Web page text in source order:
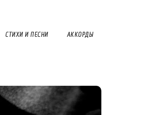
СТИХИ И ПЕСНИ АККОРДЫ